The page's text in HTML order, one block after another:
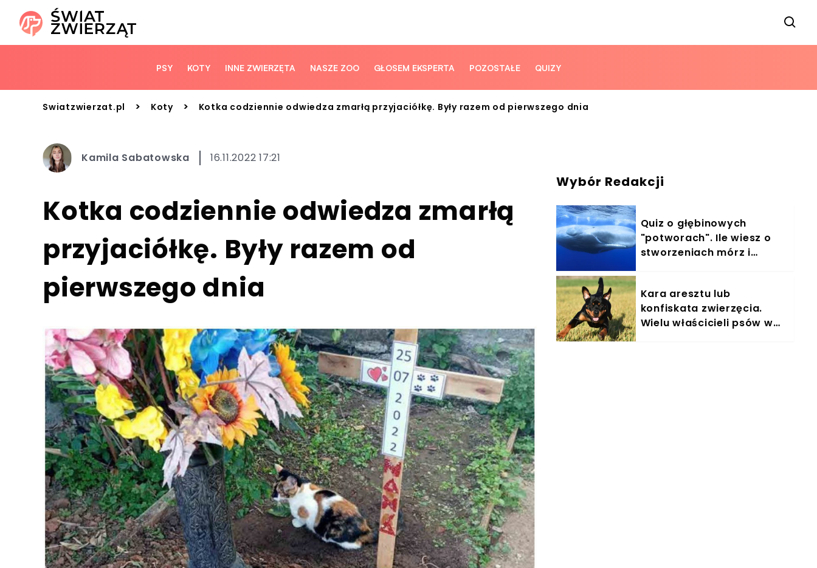
PSY KOTY INNE ZWIERZĘTA NASZE ZOO GŁOSEM EKSPERTA POZOSTAŁE QUIZY
Swiatzwierzat.pl > Koty > Kotka codziennie odwiedza zmarłą przyjaciółkę. Były razem od pierwszego dnia
Kamila Sabatowska 16.11.2022 17:21
Kotka codziennie odwiedza zmarłą
przyjaciółkę. Były razem od
pierwszego dnia
Wybór Redakcji
Quiz o głębinowych
"potworach". Ile wiesz o
stworzeniach mórz i
Kara aresztu lub
konfiskata zwierzęcia.
Wielu właścicieli psów w